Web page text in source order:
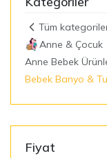
Tüm
Anne & Çocuk
Anne Bebek
Bebek Banyo &
Fiyat